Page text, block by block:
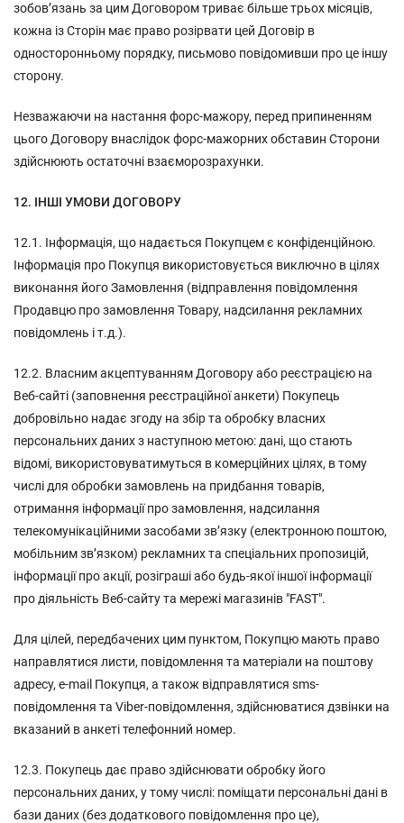
зобов’язань за цим Договором триває більше трьох місяців,
кожна із Сторін має право розірвати цей Договір в
односторонньому порядку, письмово повідомивши про це іншу
сторону.
Незважаючи на настання форс-мажору, перед припиненням
цього Договору внаслідок форс-мажорних обставин Сторони
здійснюють остаточні взаєморозрахунки.
12. ІНШІ УМОВИ ДОГОВОРУ
12.1. Інформація, що надається Покупцем є конфіденційною.
Інформація про Покупця використовується виключно в цілях
виконання його Замовлення (відправлення повідомлення
Продавцю про замовлення Товару, надсилання рекламних
повідомлень і т.д.).
12.2. Власним акцептуванням Договору або реєстрацією на
Веб-сайті (заповнення реєстраційної анкети) Покупець
добровільно надає згоду на збір та обробку власних
персональних даних з наступною метою: дані, що стають
відомі, використовуватимуться в комерційних цілях, в тому
числі для обробки замовлень на придбання товарів,
отримання інформації про замовлення, надсилання
телекомунікаційними засобами зв’язку (електронною поштою,
мобільним зв’язком) рекламних та спеціальних пропозицій,
інформації про акції, розіграші або будь-якої іншої інформації
про діяльність Веб-сайту та мережі магазинів "FAST".
Для цілей, передбачених цим пунктом, Покупцю мають право
направлятися листи, повідомлення та матеріали на поштову
адресу, e-mail Покупця, а також відправлятися sms-
повідомлення та Viber-повідомлення, здійснюватися дзвінки на
вказаний в анкеті телефонний номер.
12.3. Покупець дає право здійснювати обробку його
персональних даних, у тому числі: поміщати персональні дані в
бази даних (без додаткового повідомлення про це),